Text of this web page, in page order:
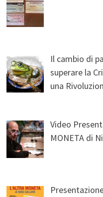
Il cambio di
superare la
una
Video
MONETA di